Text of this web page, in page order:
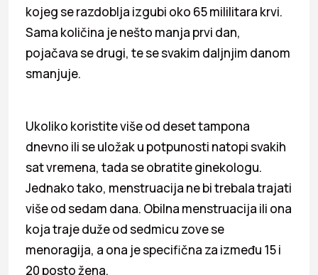
kojeg se razdoblja izgubi oko 65 mililitara krvi.
Sama količina je nešto manja prvi dan,
pojačava se drugi, te se svakim daljnjim danom
smanjuje.
Ukoliko koristite više od deset tampona
dnevno ili se uložak u potpunosti natopi svakih
sat vremena, tada se obratite ginekologu.
Jednako tako, menstruacija ne bi trebala trajati
više od sedam dana. Obilna menstruacija ili ona
koja traje duže od sedmicu zove se
menoragija, a ona je specifična za između 15 i
20 posto žena.